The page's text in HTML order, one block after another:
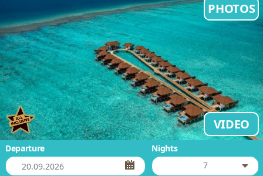
PHOTOS
VIDEO
Departure
Nights
7